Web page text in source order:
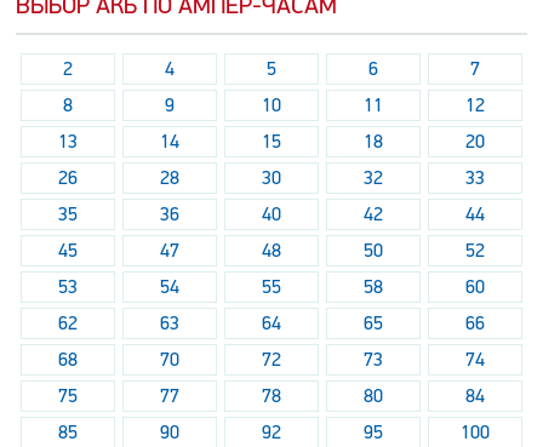
2 4 5 6
7
8
9 10 11
12
13
14 15 18
20
26
28 30 32
33
35
36 40 42
44
45
47 48 50
52
53
54 55 58
60
62
63 64 65
66
68
70 72 73
74
75
77 78 80
84
85
90 92 95
100